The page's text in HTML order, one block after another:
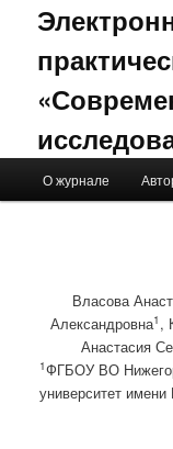
Skip to primary
Skip to secondary
О журнале
Власова
Александровна1 ,
Анастасия
1ФГБОУ ВО
университет